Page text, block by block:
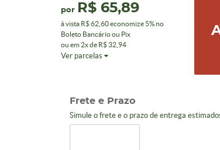
por R$ 65,89
à vista R$ 62,60economize 5%no
Boleto Bancário ou Pix
ou em 2xde R$ 32,94
Ver parcelas
Frete e Prazo
Simule o frete e o prazo de entrega